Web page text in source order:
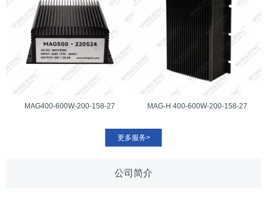
MAG400-600W-200-158-27 MAG-H 400-600W-200-158-27
更多服务>
公司简介